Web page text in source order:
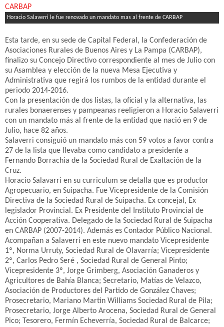
Horacio Salaverri le fue renovado un mandato mas al frente de CARBAP
Esta tarde, en su sede de Capital Federal, la Confederación de
Asociaciones Rurales de Buenos Aires y La Pampa (CARBAP),
finalizo su Concejo Directivo correspondiente al mes de Julio con
su Asamblea y elección de la nueva Mesa Ejecutiva y
Administrativa que regirá los rumbos de la entidad durante el
periodo 2014-2016.
Con la presentación de dos listas, la oficial y la alternativa, las
rurales bonaerenses y pampeanas reeligieron a Horacio Salaverri
con un mandato más al frente de la entidad que nació en 9 de
Julio, hace 82 años.
Salaverri consiguió un mandato más con 59 votos a favor contra
27 de la lista que llevaba como candidato a presidente a
Fernando Borrachia de la Sociedad Rural de Exaltación de la
Cruz.
Horacio Salavarri en su curriculum se detalla que es productor
Agropecuario, en Suipacha. Fue Vicepresidente de la Comisión
Directiva de la Sociedad Rural de Suipacha. Ex concejal, Ex
legislador Provincial. Ex Presidente del Instituto Provincial de
Acción Cooperativa. Delegado de la Sociedad Rural de Suipacha
en CARBAP (2007-2014). Además es Contador Público Nacional.
Acompañan a Salaverri en este nuevo mandato Vicepresidente
1º, Norma Urruty, Sociedad Rural de Olavarría; Vicepresidente
2º, Carlos Pedro Seré , Sociedad Rural de General Pinto;
Vicepresidente 3º, Jorge Grimberg, Asociación Ganaderos y
Agricultores de Bahía Blanca; Secretario, Matías de Velazco,
Asociación de Productores del Partido de González Chaves;
Prosecretario, Mariano Martin Williams Sociedad Rural de Pila;
Prosecretario, Jorge Alberto Arocena, Sociedad Rural de General
Pico; Tesorero, Fermín Echeverría, Sociedad Rural de Balcarce;